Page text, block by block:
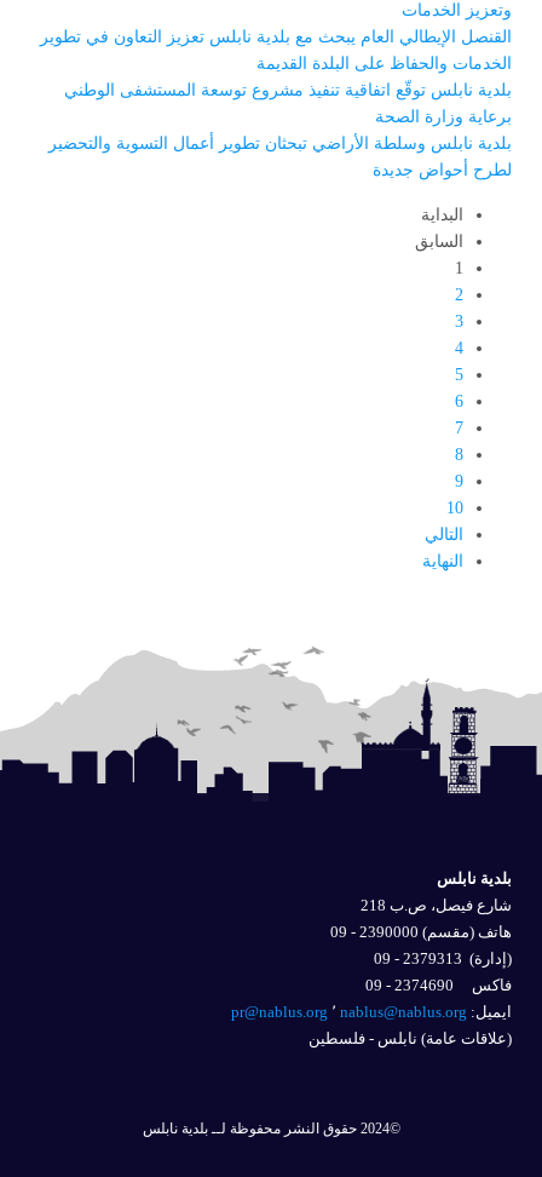
وتعزيز الخدمات
القنصل الإيطالي العام يبحث مع بلدية نابلس تعزيز التعاون في تطوير
الخدمات والحفاظ على البلدة القديمة
بلدية نابلس توقّع اتفاقية تنفيذ مشروع توسعة المستشفى الوطني
برعاية وزارة الصحة
بلدية نابلس وسلطة الأراضي تبحثان تطوير أعمال التسوية والتحضير
لطرح أحواض جديدة
البداية
السابق
1
2
3
4
5
6
7
8
9
10
التالي
النهاية
بلدية نابلس
شارع فيصل، ص.ب 218
هاتف (مقسم) 2390000 - 09
(إدارة)
فاكس 2374690 - 09
ايميل: nablus@nablus.org
pr@nablus.org
(علاقات عامة) نابلس - فلسطين
©2024 حقوق النشر محفوظة لــ بلدية نابلس